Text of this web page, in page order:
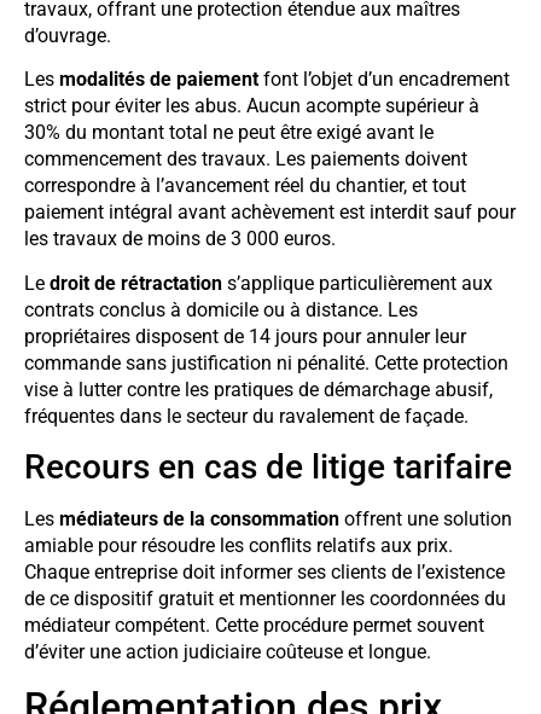
travaux, offrant une protection étendue aux maîtres
d’ouvrage.
Les modalités de paiement font l’objet d’un encadrement
strict pour éviter les abus. Aucun acompte supérieur à
30% du montant total ne peut être exigé avant le
commencement des travaux. Les paiements doivent
correspondre à l’avancement réel du chantier, et tout
paiement intégral avant achèvement est interdit sauf pour
les travaux de moins de 3 000 euros.
Le droit de rétractation s’applique particulièrement aux
contrats conclus à domicile ou à distance. Les
propriétaires disposent de 14 jours pour annuler leur
commande sans justification ni pénalité. Cette protection
vise à lutter contre les pratiques de démarchage abusif,
fréquentes dans le secteur du ravalement de façade.
Recours en cas de litige tarifaire
Les médiateurs de la consommation offrent une solution
amiable pour résoudre les conflits relatifs aux prix.
Chaque entreprise doit informer ses clients de l’existence
de ce dispositif gratuit et mentionner les coordonnées du
médiateur compétent. Cette procédure permet souvent
d’éviter une action judiciaire coûteuse et longue.